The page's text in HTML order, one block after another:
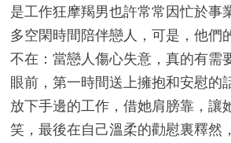
是工作狂摩羯男也許常常因忙於事
多空閑時間陪伴戀人，可是，他們
不在：當戀人傷心失意，真的有需
眼前，第一時間送上擁抱和安慰的
放下手邊的工作，借她肩膀靠，讓
笑，最後在自己溫柔的勸慰裏釋然